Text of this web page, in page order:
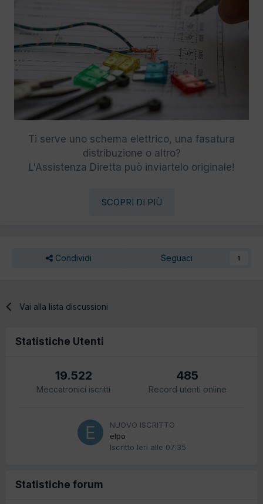
Ti serve uno schema elettrico, una fasatura
distribuzione o altro?
L'Assistenza Diretta può inviartelo originale!
SCOPRI DI PIÙ
Condividi Seguaci 1
Vai alla lista discussioni
Statistiche Utenti
19.522
Meccatronici iscritti
485
Record utenti online
NUOVO ISCRITTO
elpo
Iscritto Ieri alle 07:35
Statistiche forum